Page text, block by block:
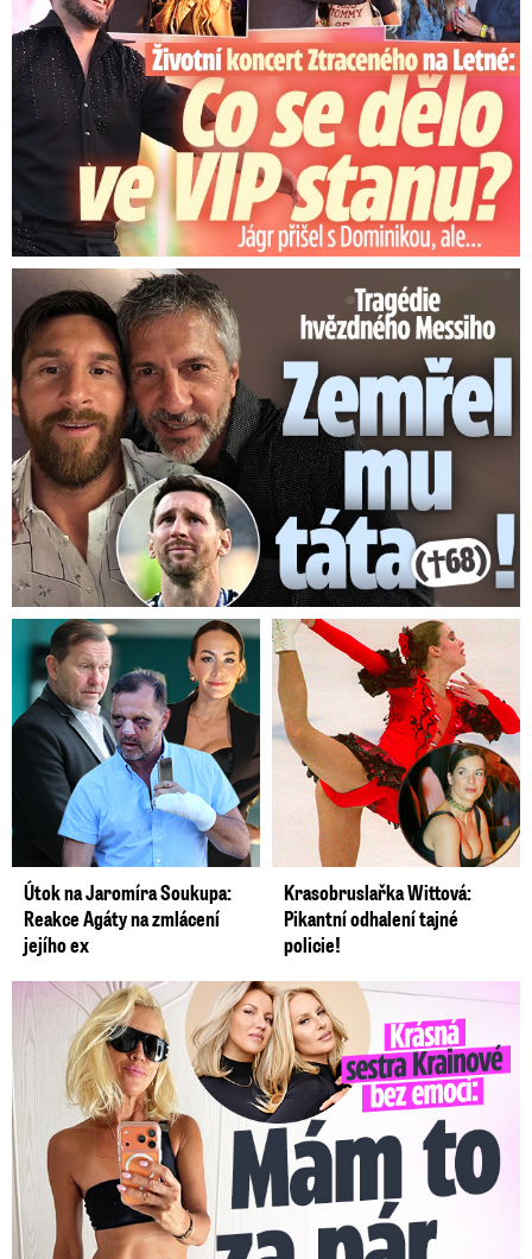
Tragédie hvězdného Messiho: Zemřel mu táta (†68)!
Útok na Jaromíra Soukupa:
Reakce Agáty na zmlácení
jejího ex
Krasobruslařka Wittová:
Pikantní odhalení tajné
policie!
Krásná sestra Krainové bez emocí: Mám to za pár…